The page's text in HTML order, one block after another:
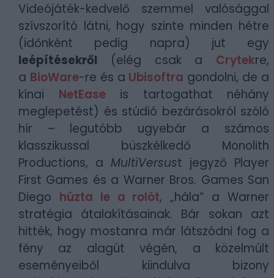
Videójáték-kedvelő szemmel valósággal
szívszorító látni, hogy szinte minden hétre
(időnként pedig napra) jut egy
leépítésekről (elég csak a Crytekre,
a BioWare-re és a Ubisoftra gondolni, de a
kínai NetEaseis tartogathat néhány
meglepetést) és stúdió bezárásokról szóló
hír – legutóbb ugyebár a számos
klasszikussal büszkélkedő Monolith
Productions, a MultiVersust jegyző Player
First Games és a Warner Bros. Games San
Diego húzta le a rolót, „hála” a Warner
stratégia átalakításainak. Bár sokan azt
hitték, hogy mostanra már látszódni fog a
fény az alagút végén, a közelmúlt
eseményeiből kiindulva bizony